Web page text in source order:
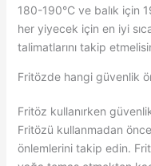
180-190°C ve balık için
her yiyecek için en iyi
talimatlarını takip
Fritözde hangi güvenlik
Fritöz kullanırken
Fritözü kullanmadan
önlemlerini takip edin.